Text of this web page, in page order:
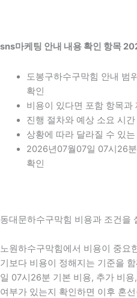
sns마케팅 안내 내용 확인 항목
도봉구하수구막힘 안내 범
확인
비용이 있다면 포함 항목과
진행 절차와 예상 소요 시간
상황에 따라 달라질 수 있
2026년07월07일 07시26
확인
동대문하수구막힘 비용과 조건을
노원하수구막힘에서 비용이 중요
기보다 비용이 정해지는 기준을
일 07시26분 기본 비용, 추가 비
여부가 있는지 확인하면 이후 혼